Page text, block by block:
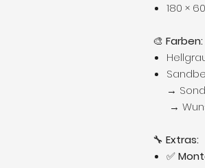
180 ×
🎨 Farben:
→
→
🔧 Extras:
✅